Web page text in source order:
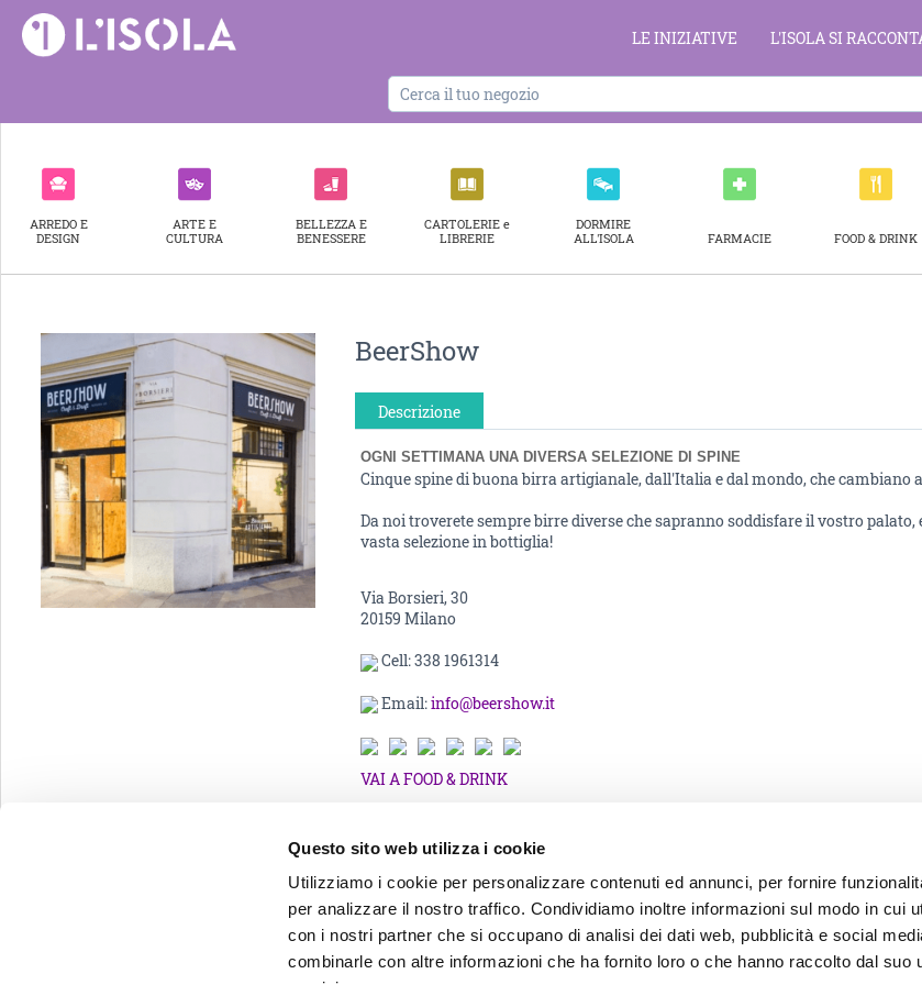
Questo sito web utilizza i cookie
Utilizziamo i cookie per personalizzare contenuti ed annunci, per fornire
per analizzare il nostro traffico. Condividiamo inoltre informazioni sul modo in cui
con i nostri partner che si occupano di analisi dei dati web, pubblicità e social
combinarle con altre informazioni che ha fornito loro o che hanno raccolto dal suo
LE INIZIATIVE L'ISOLA SI
ARREDO E
DESIGN
ARTE E
CULTURA
BELLEZZA E
BENESSERE
CARTOLERIE e
LIBRERIE
DORMIRE
ALL'ISOLA
FARMACIE FOOD & DRINK
BeerShow
Descrizione
OGNI SETTIMANA UNA DIVERSA SELEZIONE DI SPINE
Cinque spine di buona birra artigianale, dall'Italia e dal mondo, che cambiano
Da noi troverete sempre birre diverse che sapranno soddisfare il vostro
vasta selezione in bottiglia!
Via Borsieri, 30
20159 Milano
Cell: 338 1961314
Email:info@beershow.it
VAI A FOOD & DRINK
Informative